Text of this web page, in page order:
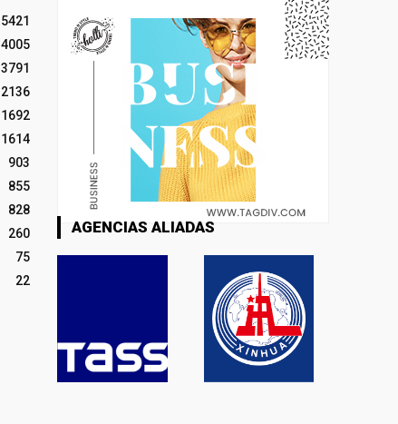
5421
4005
3791
2136
1692
1614
903
855
828
260
75
22
AGENCIAS ALIADAS